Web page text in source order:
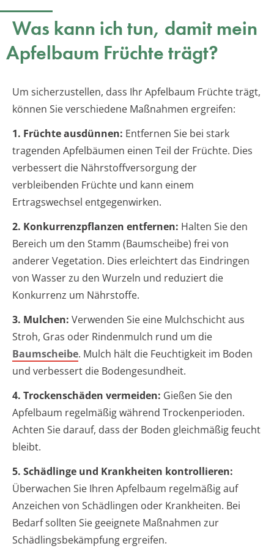
Was kann ich tun, damit mein
Apfelbaum Früchte trägt?
Um sicherzustellen, dass Ihr Apfelbaum Früchte trägt,
können Sie verschiedene Maßnahmen ergreifen:
1. Früchte ausdünnen: Entfernen Sie bei stark
tragenden Apfelbäumen einen Teil der Früchte. Dies
verbessert die Nährstoffversorgung der
verbleibenden Früchte und kann einem
Ertragswechsel entgegenwirken.
2. Konkurrenzpflanzen entfernen: Halten Sie den
Bereich um den Stamm (Baumscheibe) frei von
anderer Vegetation. Dies erleichtert das Eindringen
von Wasser zu den Wurzeln und reduziert die
Konkurrenz um Nährstoffe.
3. Mulchen: Verwenden Sie eine Mulchschicht aus
Stroh, Gras oder Rindenmulch rund um die
Baumscheibe. Mulch hält die Feuchtigkeit im Boden
und verbessert die Bodengesundheit.
4. Trockenschäden vermeiden: Gießen Sie den
Apfelbaum regelmäßig während Trockenperioden.
Achten Sie darauf, dass der Boden gleichmäßig feucht
bleibt.
5. Schädlinge und Krankheiten kontrollieren:
Überwachen Sie Ihren Apfelbaum regelmäßig auf
Anzeichen von Schädlingen oder Krankheiten. Bei
Bedarf sollten Sie geeignete Maßnahmen zur
Schädlingsbekämpfung ergreifen.